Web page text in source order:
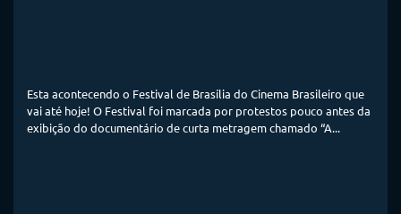
Esta acontecendo o Festival de Brasília do Cinema Brasileiro que
vai até hoje! O Festival foi marcada por protestos pouco antes da
exibição do documentário de curta metragem chamado “A...